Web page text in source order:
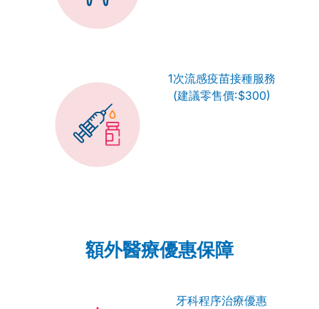
1次流感疫苗接種服務
(建議零售價:$300)
額外醫療優惠保障
牙科程序治療優惠